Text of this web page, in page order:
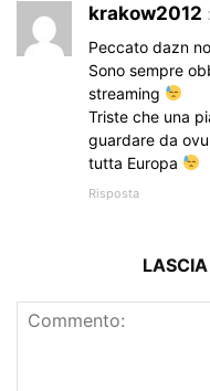
krakow2012
Peccato dazn
Sono sempre
streaming
Triste che una
guardare da
tutta Europa
Risposta